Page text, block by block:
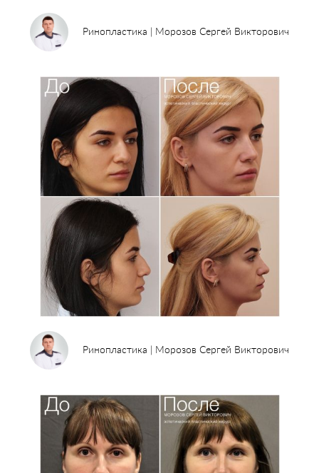
Цены
О клинике
Программа лояльности и подарочные сертификаты
Отзывы Безопасность
Медицинский туризм Юр. информация
Карьера
Ринопластика | Морозов Сергей Викторович
Ринопластика | Морозов Сергей Викторович